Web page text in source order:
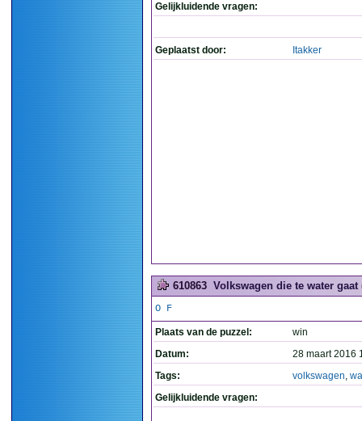
Gelijkluidende vragen:
Geplaatst door: Itakker
610863 Volkswagen die te water gaat
O F
Plaats van de puzzel:
win
Datum:
28 maart 2016
Tags:
volkswagen,
Gelijkluidende vragen: